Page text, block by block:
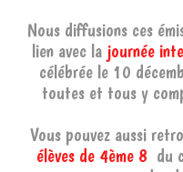
Nous diffusions ces
lien avec la journée
célébrée le 10
toutes et tous y
Vous pouvez aussi
élèves de 4ème 8 du